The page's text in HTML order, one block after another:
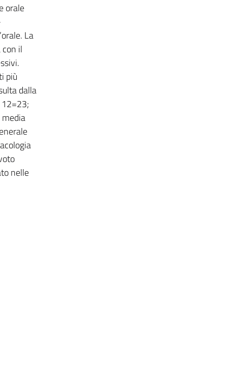
orale
La
il
più
dalla
nelle